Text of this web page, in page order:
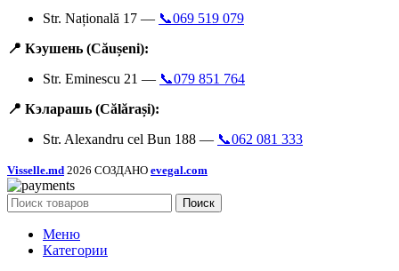
Str. Națională 17 — 📞069 519 079
📍 Кэушень (Căușeni):
Str. Eminescu 21 — 📞079 851 764
📍 Кэларашь (Călărași):
Str. Alexandru cel Bun 188 — 📞062 081 333
Visselle.md 2026 СОЗДАНО evegal.com
Поиск
Меню
Категории